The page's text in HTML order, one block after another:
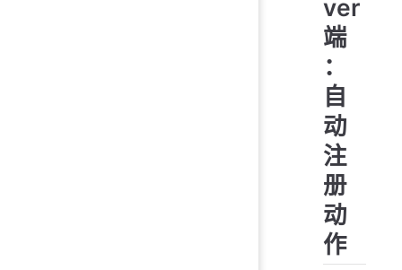
ver
端
：
自
动
注
册
动
作